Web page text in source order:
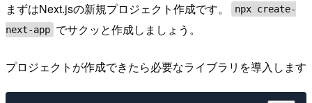
まずはNext.jsの新規プロジェクト作成です。
npx create-
next-app でサクッと作成しましょう。
プロジェクトが作成できたら必要なライブラリを導入します